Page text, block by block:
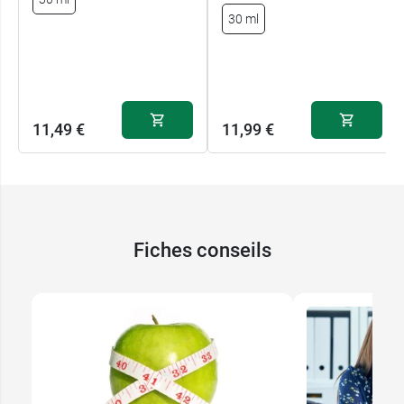
D'autres souches peuvent être en solution chez
Boiron commeHypericum perforatum en 4DH.
11,49 €
30 ml
11,99 €
Fiches conseils